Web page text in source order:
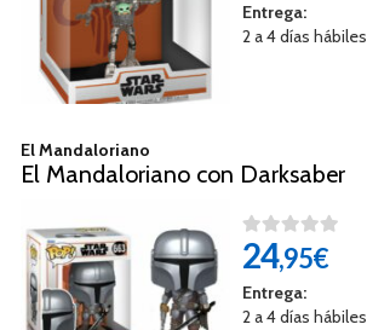
Entrega:
2 a 4 días hábiles
El Mandaloriano
El Mandaloriano con Darksaber
24,95€
Entrega:
2 a 4 días hábiles